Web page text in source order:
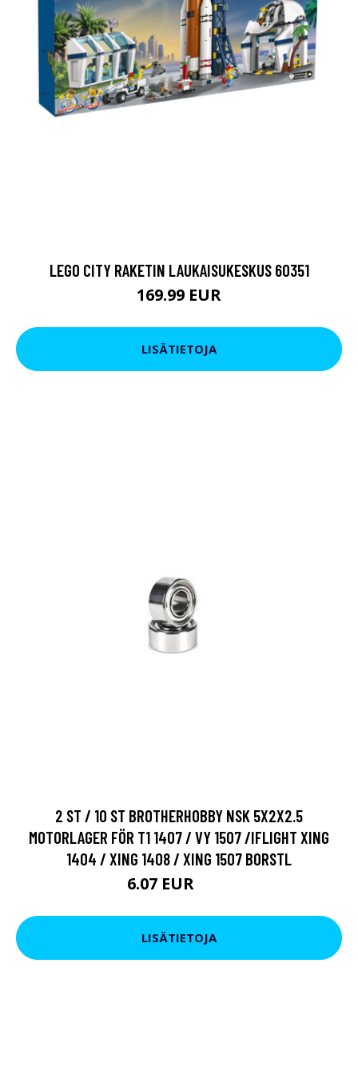
LEGO CITY RAKETIN LAUKAISUKESKUS 60351
169.99 EUR
LISÄTIETOJA
2 ST / 10 ST BROTHERHOBBY NSK 5X2X2.5
MOTORLAGER FÖR T1 1407 / VY 1507 /IFLIGHT XING
1404 / XING 1408 / XING 1507 BORSTL
6.07 EUR
LISÄTIETOJA